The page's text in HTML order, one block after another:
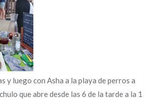
y luego con Asha a la playa de perros a
que abre desde las 6 de la tarde a la 1